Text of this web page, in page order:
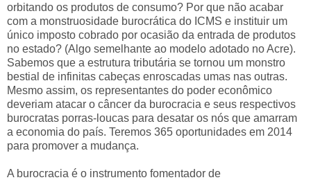
orbitando os produtos de consumo? Por que não acabar
com a monstruosidade burocrática do ICMS e instituir um
único imposto cobrado por ocasião da entrada de produtos
no estado? (Algo semelhante ao modelo adotado no Acre).
Sabemos que a estrutura tributária se tornou um monstro
bestial de infinitas cabeças enroscadas umas nas outras.
Mesmo assim, os representantes do poder econômico
deveriam atacar o câncer da burocracia e seus respectivos
burocratas porras-loucas para desatar os nós que amarram
a economia do país. Teremos 365 oportunidades em 2014
para promover a mudança.
A burocracia é o instrumento fomentador de